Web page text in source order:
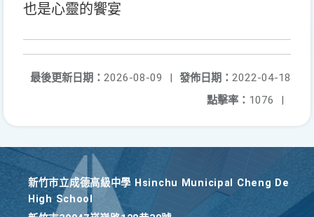
也是心靈的饗宴
發佈日期： 2022-04-18
最後更新日期： 2026-08-09
|
點擊率： 1076 |
新竹巿立成德高級中學 Hsinchu Municipal Cheng De
High School